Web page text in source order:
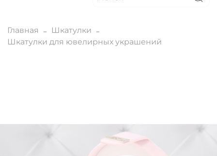
Главная
Шкатулки
Шкатулки для ювелирных украшений